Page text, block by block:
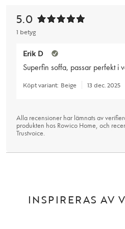
5.0
1 betyg
Erik D
Superfin soffa, passar perfekt i
Köpt variant: Beige 13 dec. 2025
Alla recensioner har lämnats av
produkten hos Rowico Home, och
Trustvoice.
INSPIRERAS AV